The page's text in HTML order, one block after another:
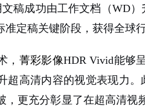
稿成功由工作文档（WD
定稿关键阶段，获得全球
， 菁彩影像HDR Vivid能够
超高清内容的视觉表现力
，更充分彰显了在超高清视